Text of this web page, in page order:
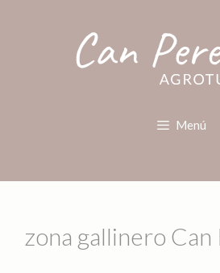
Menú
zona gallinero Can